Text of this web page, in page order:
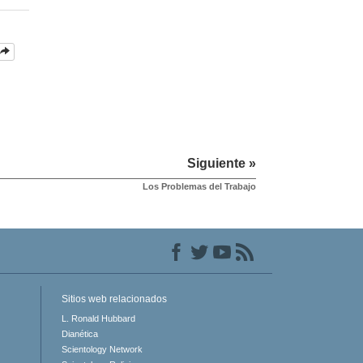
Siguiente »
Los Problemas del Trabajo
Sitios web relacionados
L. Ronald Hubbard
Dianética
Scientology Network